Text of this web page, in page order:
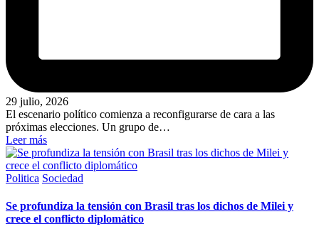
29 julio, 2026
El escenario político comienza a reconfigurarse de cara a las
próximas elecciones. Un grupo de…
Leer más
Publicado
Politica Sociedad
Se profundiza la tensión con Brasil tras los dichos de Milei y
crece el conflicto diplomático